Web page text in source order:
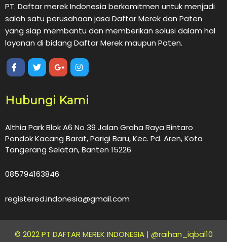
PT. Daftar merek Indonesia berkomitmen untuk menjadi
salah satu perusahaan jasa Daftar Merek dan Paten
yang siap membantu dan memberikan solusi dalam hal
layanan di bidang Daftar Merek maupun Paten.
Hubungi Kami
Althia Park Blok A6 No 39 Jalan Graha Raya Bintaro
Pondok Kacang Barat, Parigi Baru, Kec. Pd. Aren, Kota
Tangerang Selatan, Banten 15226
085794163846
registered.indonesia@gmail.com
© 2022 PT DAFTAR MEREK INDONESIA | @raihan_iqbal10